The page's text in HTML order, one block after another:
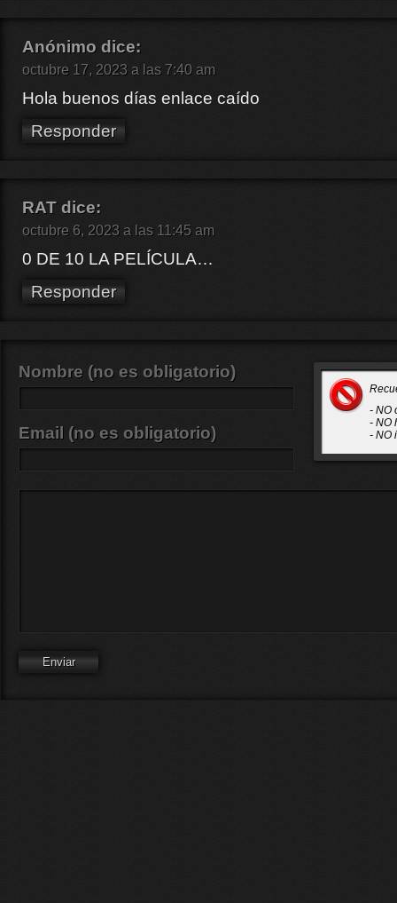
Anónimo dice:
octubre 17, 2023 a las 7:40 am
Hola buenos días enlace caído
Responder
RAT dice:
octubre 6, 2023 a las 11:45 am
0 DE 10 LA PELÍCULA…
Responder
- NO
- NO
- NO
Nombre (no es obligatorio)
Email (no es obligatorio)